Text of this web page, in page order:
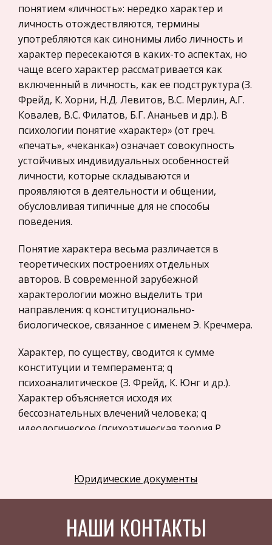
Прокурорский надзор
Геология
Административное право
Историческая личность
Банковское дело и кредитование
Архитектура
Искусство
Конституционное (государственное) право
России
Экономико-математическое
моделирование
Право
Компьютеры и периферийные устройства
Астрономия
Программное обеспечение
Разное
Уголовное и уголовно-исполнительное
Налоговое право
Техника
Компьютеры, Программирование
История экономических учений
Физкультура и Спорт
Правоохранительные органы
решения краевых задач
Частично он базируется на материалах
странички www . VinogradovAlexei . narod . ru . 1.
Введение - краткое изложение основных
матрично-векторных понятий в их
классическом виде (составлено для выпускни
Особенности развития координационных
способностей у детей младшего школьного
возраста
Нетрудно представить себе, допустим, ученика,
который успешно справляется с разучиванием
новой комбинации движений, но оказывается
не в состоянии качественно
продемонстрировать ее, как только внезапно
понятием «личность»: нередко характер и
личность отождествляются, термины
употребляются как синонимы либо личность и
характер пересекаются в каких-то аспектах, но
чаще всего характер рассматривается как
включенный в личность, как ее подструктура (З.
Фрейд, К. Хорни, Н.Д. Левитов, В.С. Мерлин, А.Г.
Ковалев, В.С. Филатов, Б.Г. Ананьев и др.). В
психологии понятие «характер» (от греч.
«печать», «чеканка») означает совокупность
устойчивых индивидуальных особенностей
личности, которые складываются и
проявляются в деятельности и общении,
обусловливая типичные для не способы
поведения.
Понятие характера весьма различается в
теоретических построениях отдельных
авторов. В современной зарубежной
характерологии можно выделить три
направления: q конституционально-
биологическое, связанное с именем Э. Кречмера.
Характер, по существу, сводится к сумме
конституции и темперамента; q
психоаналитическое (З. Фрейд, К. Юнг и др.).
Характер объясняется исходя их
бессознательных влечений человека; q
идеологическое (психоэтическая теория Р.
логическими санкциями. То, какие именно
инстинкты и какими санкциями тормозятся,
Юридические документы
НАШИ КОНТАКТЫ